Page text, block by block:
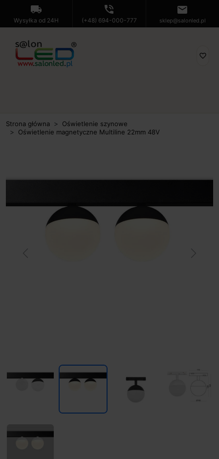
local_shipping
Wysyłka od 24H
phone_in_talk
(+48) 694-000-777
mail
sklep@salonled.pl
favorite_border
Strona główna
Oświetlenie szynowe
Oświetlenie magnetyczne Multiline 22mm 48V